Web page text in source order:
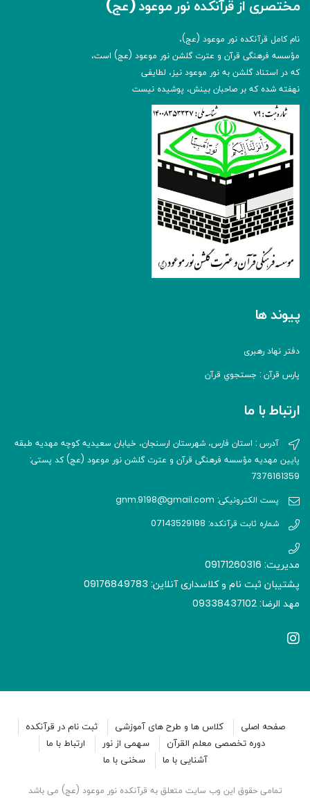
مختصری از قرآنکده نور موعود (عج)
نام کامل قرآنکده نور موعود (عج)،
مؤسسه فرهنگی قرآن و عترت گلشن نور موعود (عج) است،
که در استناد گلشن به نور موعود نیز، لطایفی
نهفته شده که بر صاحبان بینش، پوشیده نیست
پیوند ها
دفتر نهاد رهبری
پارس قرآن : جستجوي قرآن
ارتباط با ما
آدرس : استان فارس، شهرستان ارسنجان، خیابان سعیدیه کوچه مهدیه طبقه
پایین مهدیه مؤسسه فرهنگی قرآن و عترت گلشن نور موعود (عج) کد پستی:
7376161359
پست الکترونیکی: gnm.9198@gmail.com
شماره ثابت قرآنکده: 07143529198
مدیریت: 09171260316
پشتیبان ثبت نام و کلاسداری آنلاین: 09176849783
مهد الرضا: 09338437102
صفحه اصلی کلاس ها و طرح های آموزشی
ثبت نام در قرآنکده
دوره تخصصی معلم القرآن
سهمی از نور
ارتباط با ما
آشنایی با ما
سخنی با ما
تمامی حقوق این وب سایت متعلق به قرآنکده نور موعود (عج) می باشد